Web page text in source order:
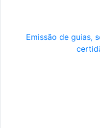
Emissão de guias,